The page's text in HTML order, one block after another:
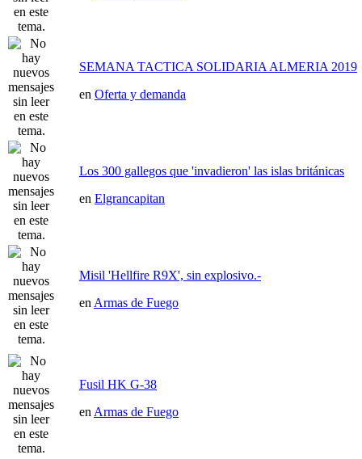
SEMANA TACTICA SOLIDARIA ALMERIA 2019
en Oferta y demanda
Los 300 gallegos que 'invadieron' las islas británicas
en Elgrancapitan
Misil 'Hellfire R9X', sin explosivo.-
en Armas de Fuego
Fusil HK G-38
en Armas de Fuego